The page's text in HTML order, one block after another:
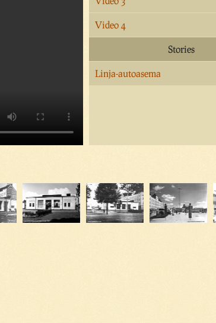
Video 4
Stories
Linja-autoasema